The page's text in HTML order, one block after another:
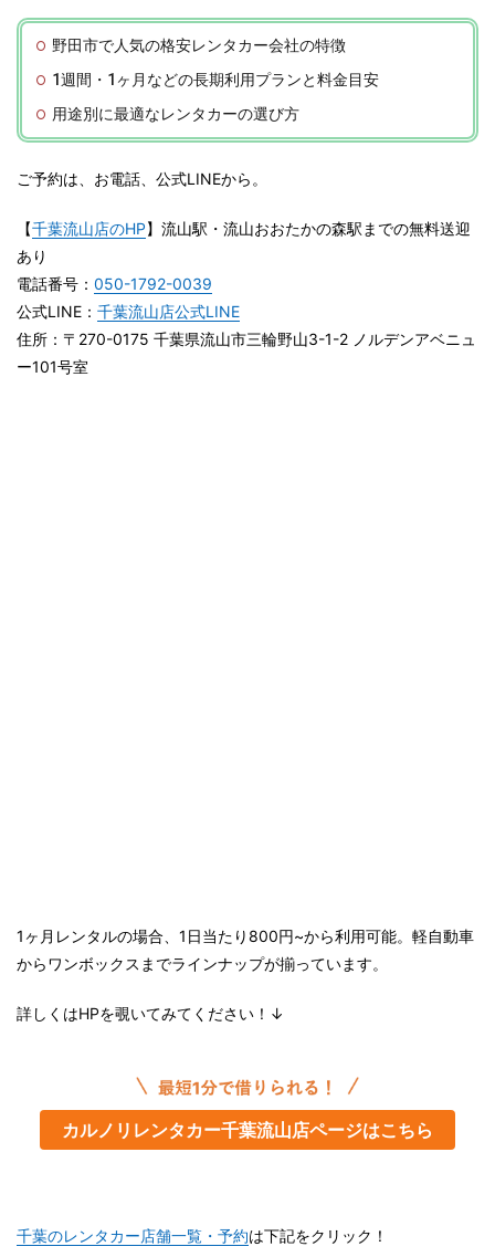
野田市で人気の格安レンタカー会社の特徴
1週間・1ヶ月などの長期利用プランと料金目安
用途別に最適なレンタカーの選び方
ご予約は、お電話、公式LINEから。
【千葉流山店のHP】流山駅・流山おおたかの森駅までの無料送迎
あり
電話番号： 050-1792-0039
公式LINE： 千葉流山店公式LINE
住所：〒270-0175 千葉県流山市三輪野山3-1-2 ノルデンアベニュ
ー101号室
1ヶ月レンタルの場合、1日当たり800円~から利用可能。軽自動車
からワンボックスまでラインナップが揃っています。
詳しくはHPを覗いてみてください！↓
カルノリレンタカー千葉流山店ページはこちら
千葉のレンタカー店舗一覧・予約は下記をクリック！